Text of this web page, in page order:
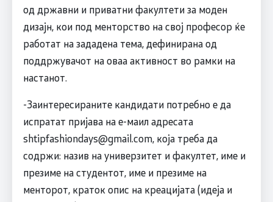
од државни и приватни факултети за моден
дизајн, кои под менторство на свој професор ќе
работат на зададена тема, дефинирана од
поддржувачот на оваа активност во рамки на
настанот.
-Заинтересираните кандидати потребно е да
испратат пријава на е-маил адресата
shtipfashiondays@gmail.com, која треба да
содржи: назив на универзитет и факултет, име и
презиме на студентот, име и презиме на
менторот, краток опис на креацијата (идеја и